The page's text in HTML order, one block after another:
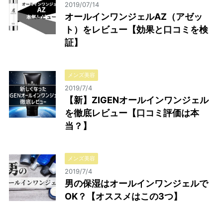
2019/07/14
オールインワンジェルAZ（アゼッ
ト）をレビュー【効果と口コミを検
証】
メンズ美容
2019/7/4
【新】ZIGENオールインワンジェル
を徹底レビュー【口コミ評価は本
当？】
メンズ美容
2019/7/4
男の保湿はオールインワンジェルで
OK？【オススメはこの3つ】